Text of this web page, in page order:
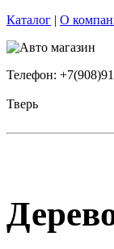
Каталог | О
Телефон:
Тверь